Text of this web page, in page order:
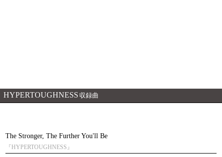
HYPERTOUGHNESS 収録曲
The Stronger, The Further You'll Be
『HYPERTOUGHNESS』